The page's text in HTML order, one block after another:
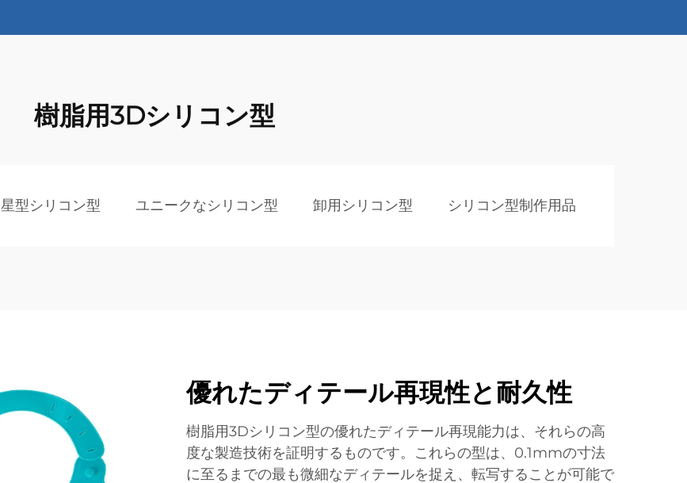
樹脂用3Dシリコン型
星型シリコン型 ユニークなシリコン型 卸用シリコン型 シリコン型制作用品
優れたディテール再現性と耐久性
樹脂用3Dシリコン型の優れたディテール再現能力は、それらの高
度な製造技術を証明するものです。これらの型は、0.1mmの寸法
に至るまでの最も微細なディテールを捉え、転写することが可能で